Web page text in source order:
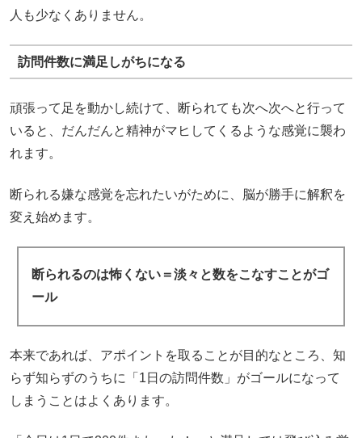
人も少なくありません。
訪問件数に満足しがちになる
頑張って足を動かし続けて、断られても次へ次へと行って
いると、だんだんと精神がマヒしてくるような感覚に襲わ
れます。
断られる嫌な感覚を忘れたいがために、脳が勝手に解釈を
変え始めます。
断られるのは怖くない＝淡々と数をこなすことがゴ
ール
本来であれば、アポイントを取ることが目的なところ、知
らず知らずのうちに「1日の訪問件数」がゴールになって
しまうことはよくあります。